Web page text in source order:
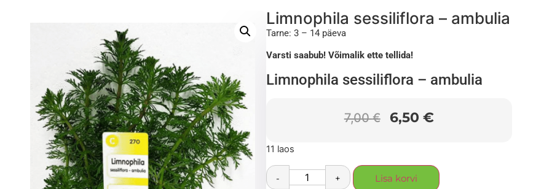
Limnophila sessiliflora – ambulia
Tarne: 3 – 14 päeva
Varsti saabub! Võimalik ette tellida!
Limnophila sessiliflora – ambulia
7,00€ 6,50 €
11 laos
- + Lisa korvi